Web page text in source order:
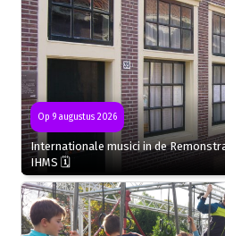
Op 9 augustus 2026
Internationale musici in de
IHMS 🗓